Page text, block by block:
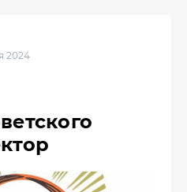
2024